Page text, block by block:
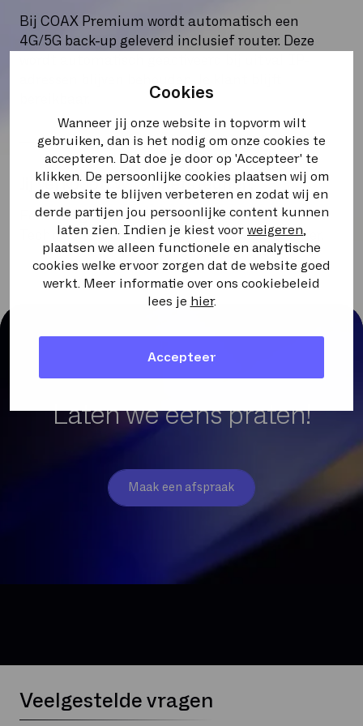
Cookies
Wanneer jij onze website in topvorm wilt
gebruiken, dan is het nodig om onze cookies te
accepteren. Dat doe je door op 'Accepteer' te
klikken. De persoonlijke cookies plaatsen wij om
de website te blijven verbeteren en zodat wij en
derde partijen jou persoonlijke content kunnen
laten zien. Indien je kiest voor weigeren
plaatsen we alleen functionele en analytische
cookies welke ervoor zorgen dat de website goed
werkt. Meer informatie over ons cookiebeleid
lees je hier.
Accepteer
Bij COAX Premium wordt automatisch een
4G/5G back-up geleverd inclusief router. Deze
Jij verkoopt. Wij ondersteunen.
Eenvoudig bestellen via Pulse. Heldere SLA’s.
Technische ondersteuning voor jou als partner.
Laten we eens praten!
Maak een afspraak
Veelgestelde vragen